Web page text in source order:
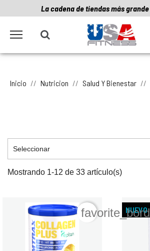
La cadena de tiendas más grande
Inicio Nutricion Salud Y Bienestar
Seleccionar
Mostrando 1-12 de 33 artículo(s)
NUEVO